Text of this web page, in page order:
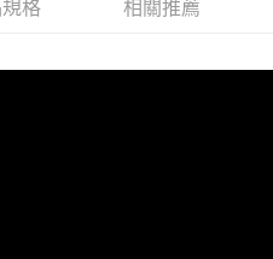
訊註冊。若發現惡意使用之情形，
運費
格 相關推薦